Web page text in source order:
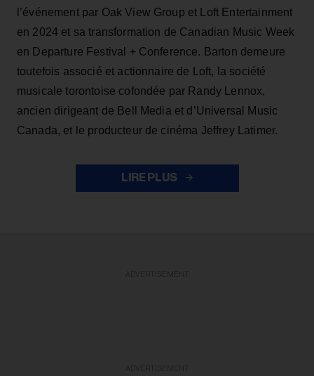
l’événement par Oak View Group et Loft Entertainment
en 2024 et sa transformation de Canadian Music Week
en Departure Festival + Conference. Barton demeure
toutefois associé et actionnaire de Loft, la société
musicale torontoise cofondée par Randy Lennox,
ancien dirigeant de Bell Media et d’Universal Music
Canada, et le producteur de cinéma Jeffrey Latimer.
LIRE PLUS